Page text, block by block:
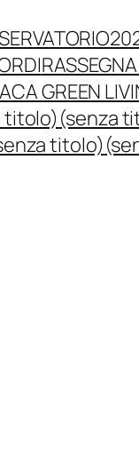
GREEN
titolo) (senza
titolo)